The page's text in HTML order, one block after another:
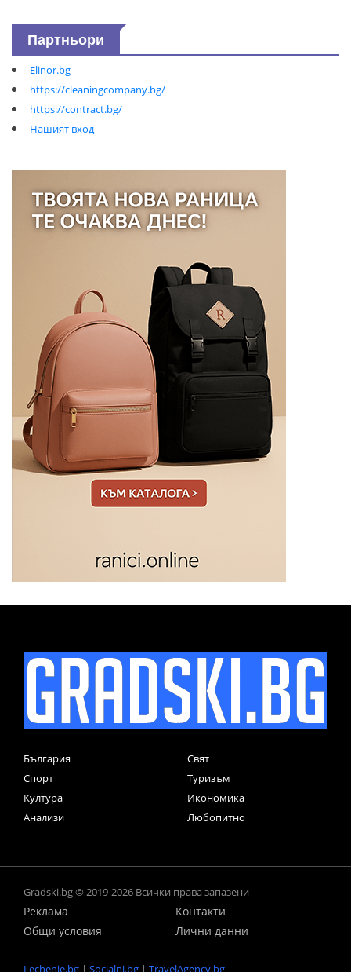
Партньори
Elinor.bg
https://cleaningcompany.bg/
https://contract.bg/
Нашият вход
България
Свят
Спорт
Туризъм
Култура
Икономика
Анализи
Любопитно
Gradski.bg © 2019-2026 Всички права запазени
Реклама
Контакти
Общи условия
Лични данни